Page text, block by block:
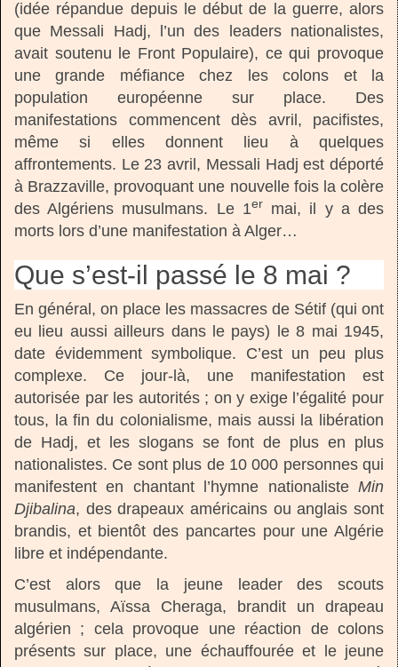
(idée répandue depuis le début de la guerre, alors
que Messali Hadj, l’un des leaders nationalistes,
avait soutenu le Front Populaire), ce qui provoque
une grande méfiance chez les colons et la
population européenne sur place. Des
manifestations commencent dès avril, pacifistes,
même si elles donnent lieu à quelques
affrontements. Le 23 avril, Messali Hadj est déporté
à Brazzaville, provoquant une nouvelle fois la colère
des Algériens musulmans. Le 1ermai, il y a des
morts lors d’une manifestation à Alger…
Que s’est-il passé le 8 mai ?
En général, on place les massacres de Sétif (qui ont
eu lieu aussi ailleurs dans le pays) le 8 mai 1945,
date évidemment symbolique. C’est un peu plus
complexe. Ce jour-là, une manifestation est
autorisée par les autorités ; on y exige l’égalité pour
tous, la fin du colonialisme, mais aussi la libération
de Hadj, et les slogans se font de plus en plus
nationalistes. Ce sont plus de 10 000 personnes qui
manifestent en chantant l’hymne nationaliste Min
Djibalina, des drapeaux américains ou anglais sont
brandis, et bientôt des pancartes pour une Algérie
libre et indépendante.
C’est alors que la jeune leader des scouts
musulmans, Aïssa Cheraga, brandit un drapeau
algérien ; cela provoque une réaction de colons
présents sur place, une échauffourée et le jeune